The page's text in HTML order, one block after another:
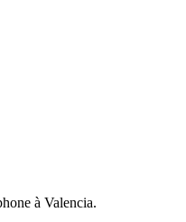
à Valencia.